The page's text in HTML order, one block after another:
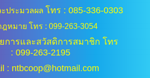
ประมวลผล โทร : 085-336-0303
ฎหมาย โทร : 099-263-3054
การและสวัสดิการสมาชิก โทร
: 099-263-2195
: ntbcoop@hotmail.com